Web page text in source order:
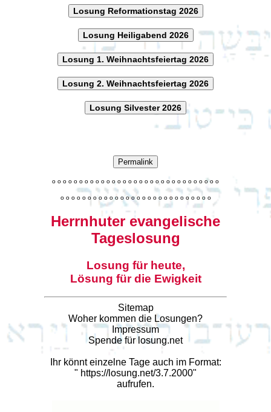
Losung Reformationstag 2026
Losung Heiligabend 2026
Losung 1. Weihnachtsfeiertag 2026
Losung 2. Weihnachtsfeiertag 2026
Losung Silvester 2026
Permalink
o o o o o o o o o o o o o o o o o o o o o o o o o o o o o o o
o o o o o o o o o o o o o o o o o o o o o o o o o o o o
Herrnhuter evangelische
Tageslosung
Losung für heute,
Lösung für die Ewigkeit
Sitemap
Woher kommen die Losungen?
Impressum
Spende für losung.net
Ihr könnt einzelne Tage auch im Format:
" https://losung.net/3.7.2000"
aufrufen.